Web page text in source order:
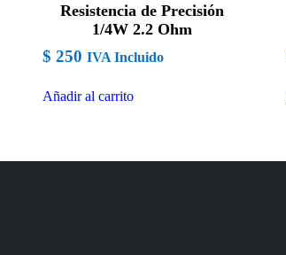
Resistencia de Precisión
1/4W 2.2 Ohm
$ 250 IVA Incluido
Añadir al carrito